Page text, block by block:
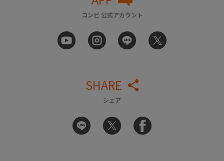
コンビ 公式アカウント
SHARE
シェア